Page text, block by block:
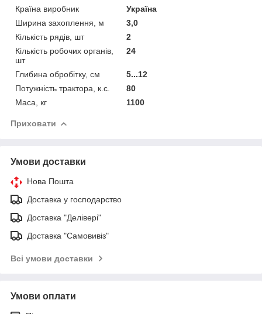
Країна виробник
Україна
Ширина захоплення, м
3,0
Кількість рядів, шт
2
Кількість робочих органів,
шт
24
Глибина обробітку, см
5...12
Потужність трактора, к.с.
80
Маса, кг
1100
Приховати
Умови доставки
Нова Пошта
Доставка у господарство
Доставка "Делівері"
Доставка "Самовивіз"
Всі умови доставки
Умови оплати